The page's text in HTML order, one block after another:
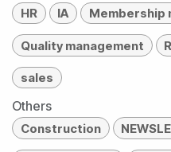
HR IA Membership
Quality management
sales
Others
Construction